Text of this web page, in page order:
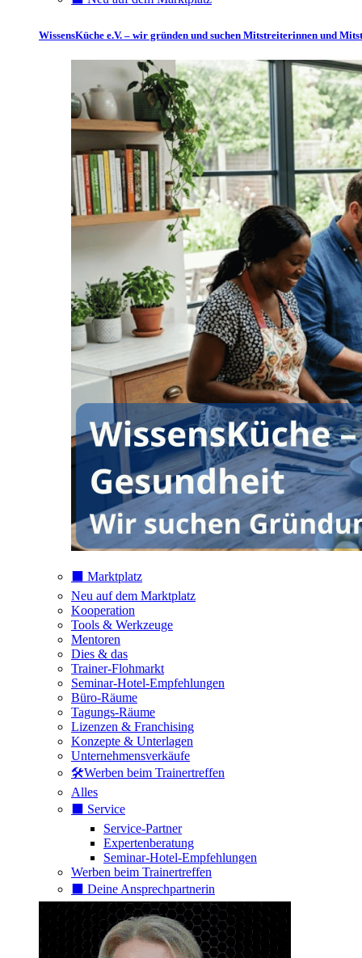
WissensKüche e.V. – wir gründen und suchen Mitstreiterinnen und
⬛️ Marktplatz
Neu auf dem Marktplatz
Kooperation
Tools & Werkzeuge
Mentoren
Dies & das
Trainer-Flohmarkt
Seminar-Hotel-Empfehlungen
Büro-Räume
Tagungs-Räume
Lizenzen & Franchising
Konzepte & Unterlagen
Unternehmensverkäufe
🛠️Werben beim Trainertreffen
Alles
⬛️ Service
Service-Partner
Expertenberatung
Seminar-Hotel-Empfehlungen
Werben beim Trainertreffen
⬛️ Deine Ansprechpartnerin